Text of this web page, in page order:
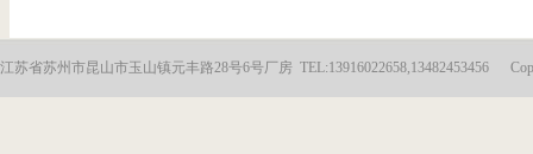
江苏省苏州市昆山市玉山镇元丰路28号6号厂房 TEL:13916022658,13482453456